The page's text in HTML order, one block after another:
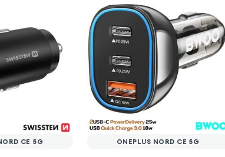
CE 5G ONEPLUS NORD CE 5G